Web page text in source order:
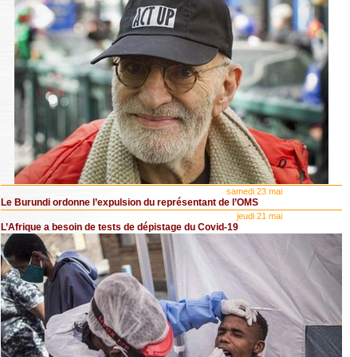
samedi 23 mai
Le Burundi ordonne l’expulsion du représentant de l’OMS
jeudi 21 mai
L’Afrique a besoin de tests de dépistage du Covid-19